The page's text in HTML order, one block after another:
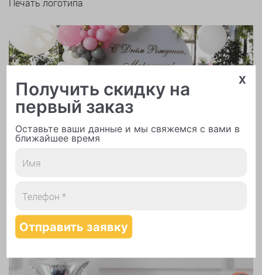
Арки и гирлянды из шаров
Надутие шаров гелием
x
Получить скидку на
первый заказ
Оставьте ваши данные и мы свяжемся с вами в
ближайшее время